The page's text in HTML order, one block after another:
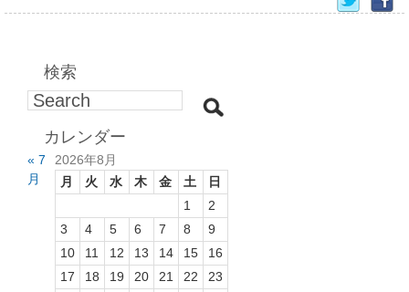
検索
カレンダー
2026年8月
月
火 水 木 金 土
日
1
2
3
4 5 6 7 8
9
10
11 12 13 14 15
16
17
18 19 20 21 22
23
« 7
月